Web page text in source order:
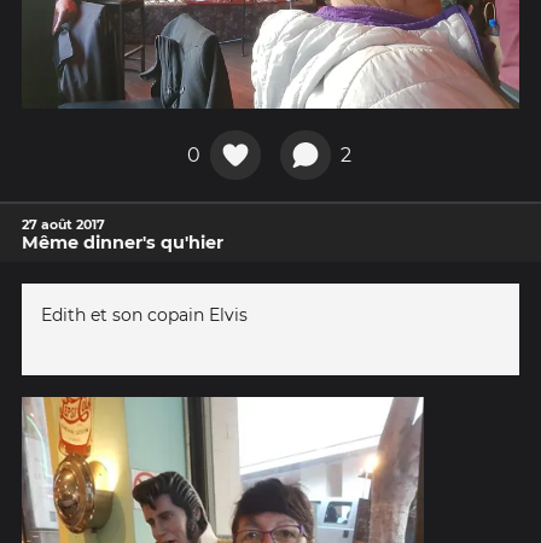
0 2
27 août 2017
Même dinner's qu'hier
Edith et son copain Elvis